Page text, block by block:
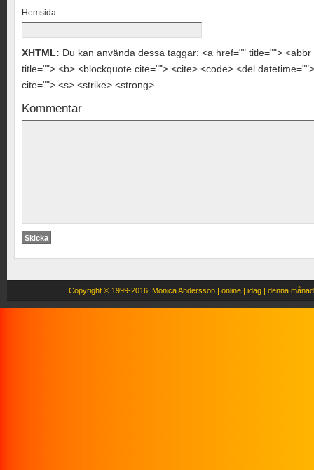
Hemsida
XHTML: Du kan använda dessa taggar: <a href="" title="">
title=""> <b> <blockquote cite=""> <cite> <code> <del
cite=""> <s> <strike> <strong>
Kommentar
Copyright © 1999-2016, Monica Andersson | online | idag | denna